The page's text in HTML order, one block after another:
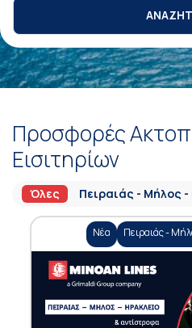
Προσφορές
Εισιτηρίων
Όλες Πειραιάς - Μήλος -
Νέα Πειραιάς -